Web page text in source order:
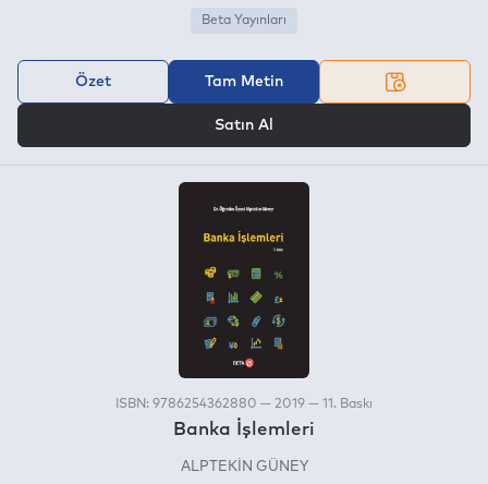
Beta Yayınları
Özet Tam Metin
Satın Al
ISBN: 9786254362880 — 2019 — 11. Baskı
Banka İşlemleri
ALPTEKİN GÜNEY